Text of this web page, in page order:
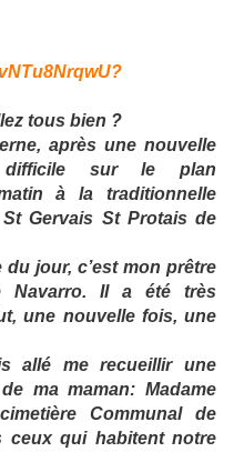
tous bien ?
après une nouvelle
difficile sur le plan
à la traditionnelle
Gervais St Protais de
jour, c’est mon prêtre
Navarro. Il a été très
une nouvelle fois, une
allé me recueillir une
ma maman: Madame
Communal de
ceux qui habitent notre